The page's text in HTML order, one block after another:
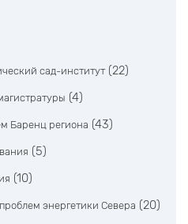
сад-институт (22)
(4)
Баренц региона (43)
(5)
(10)
энергетики Севера (20)